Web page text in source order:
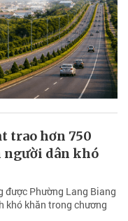
trao hơn 750
người dân khó
được Phường Lang Biang
khó khăn trong chương